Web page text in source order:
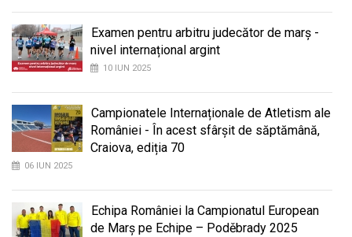
Examen pentru arbitru judecător de marș -
nivel internațional argint
10 IUN 2025
Campionatele Internaționale de Atletism ale
României - În acest sfârșit de săptămână,
Craiova, ediția 70
06 IUN 2025
Echipa României la Campionatul European
de Marș pe Echipe – Poděbrady 2025